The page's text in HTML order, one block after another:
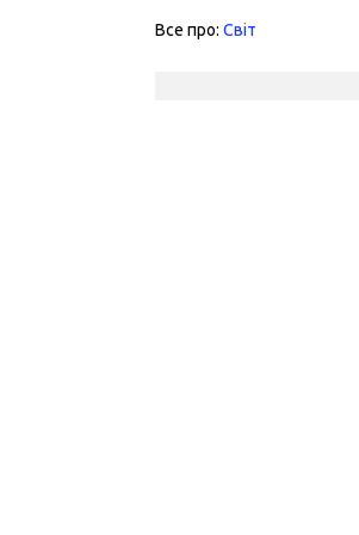
Все про:Світ